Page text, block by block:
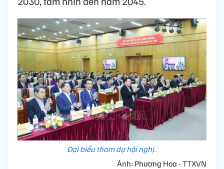
Đại biểu tham dự hội nghị.
Ảnh: Phương Hoa - TTXVN